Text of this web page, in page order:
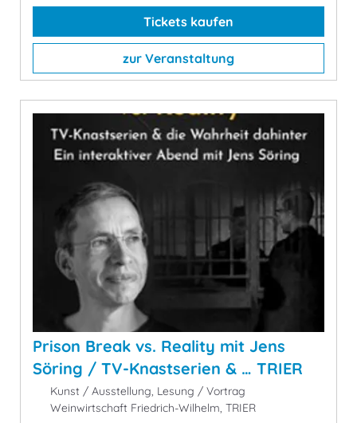
Tickets kaufen
zur Veranstaltung
Prison Break vs. Reality mit Jens
Söring / TV-Knastserien & … TRIER
Kunst / Ausstellung, Lesung / Vortrag
Weinwirtschaft Friedrich-Wilhelm, TRIER